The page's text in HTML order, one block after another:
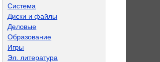
Система
Диски и файлы
Деловые
Образование
Игры
Эл. литература